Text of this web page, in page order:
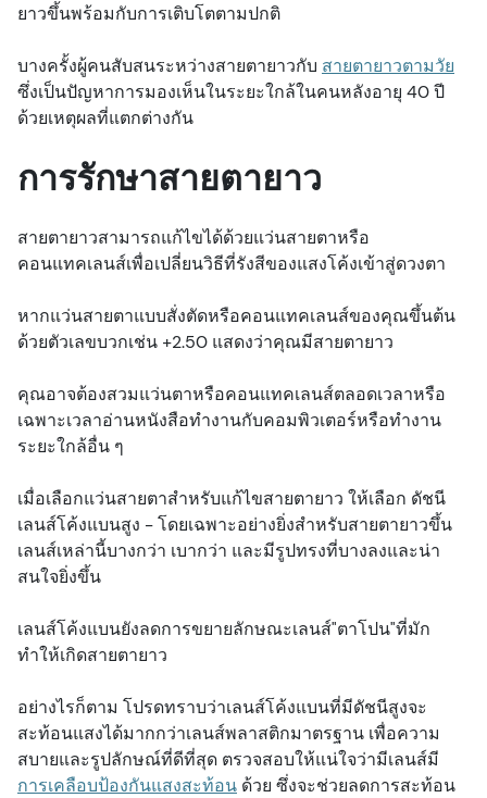
ยาวขึ้นพร้อมกับการเติบโตตามปกติ
บางครั้งผู้คนสับสนระหว่างสายตายาวกับ สายตายาวตามวัย
ซึ่งเป็นปัญหาการมองเห็นในระยะใกล้ในคนหลังอายุ 40 ปี
ด้วยเหตุผลที่แตกต่างกัน
การรักษาสายตายาว
สายตายาวสามารถแก้ไขได้ด้วยแว่นสายตาหรือ
คอนแทคเลนส์เพื่อเปลี่ยนวิธีที่รังสีของแสงโค้งเข้าสู่ดวงตา
หากแว่นสายตาแบบสั่งตัดหรือคอนแทคเลนส์ของคุณขึ้นต้น
ด้วยตัวเลขบวกเช่น +2.50 แสดงว่าคุณมีสายตายาว
คุณอาจต้องสวมแว่นตาหรือคอนแทคเลนส์ตลอดเวลาหรือ
เฉพาะเวลาอ่านหนังสือทำงานกับคอมพิวเตอร์หรือทำงาน
ระยะใกล้อื่น ๆ
เมื่อเลือกแว่นสายตาสำหรับแก้ไขสายตายาว ให้เลือก ดัชนี
เลนส์โค้งแบนสูง - โดยเฉพาะอย่างยิ่งสำหรับสายตายาวขึ้น
เลนส์เหล่านี้บางกว่า เบากว่า และมีรูปทรงที่บางลงและน่า
สนใจยิ่งขึ้น
เลนส์โค้งแบนยังลดการขยายลักษณะเลนส์"ตาโปน"ที่มัก
ทำให้เกิดสายตายาว
อย่างไรก็ตาม โปรดทราบว่าเลนส์โค้งแบนที่มีดัชนีสูงจะ
สะท้อนแสงได้มากกว่าเลนส์พลาสติกมาตรฐาน เพื่อความ
สบายและรูปลักษณ์ที่ดีที่สุด ตรวจสอบให้แน่ใจว่ามีเลนส์มี
การเคลือบป้องกันแสงสะท้อน ด้วย ซึ่งจะช่วยลดการสะท้อน